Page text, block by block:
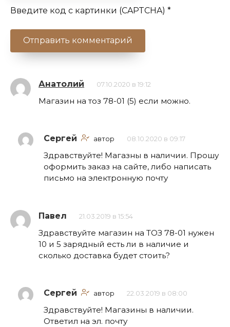
Введите код с картинки (CAPTCHA) *
Анатолий 07.10.2020 в 19:12
Магазин на тоз 78-01 (5) если можно.
Сергей автор 08.10.2020 в 09:17
Здравствуйте! Магазны в наличии. Прошу
оформить заказ на сайте, либо написать
письмо на электронную почту
Павел 21.03.2019 в 15:54
Здравствуйте магазин на ТОЗ 78-01 нужен
10 и 5 зарядный есть ли в наличие и
сколько доставка будет стоить?
Сергей автор 22.03.2019 в 08:00
Здравствуйте! Магазины в наличии.
Ответил на эл. почту